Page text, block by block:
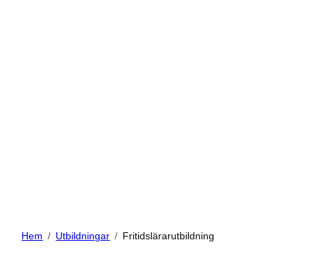
Hem Utbildningar Fritidslärarutbildning